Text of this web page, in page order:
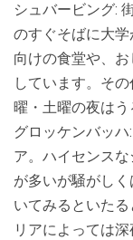
シュバービング:
のすぐそばに大
向けの食堂や、
しています。そ
曜・土曜の夜はう
グロッケンバッ
ア。ハイセンス
が多いが騒がし
いてみるといた
リアによっては